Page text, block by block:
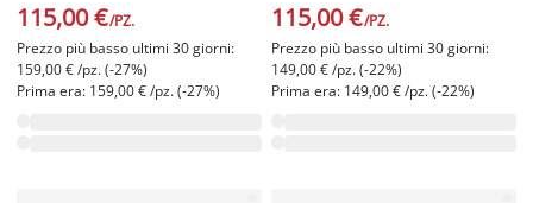
115,00 €/PZ.
Prezzo più basso ultimi 30 giorni:
159,00 € /pz. (-27%)
Prima era: 159,00 € /pz. (-27%)
115,00 €/PZ.
Prezzo più basso ultimi 30 giorni:
149,00 € /pz. (-22%)
Prima era: 149,00 € /pz. (-22%)